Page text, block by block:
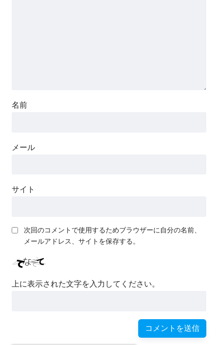
名前
メール
サイト
次回のコメントで使用するためブラウザーに自分の名前、
メールアドレス、サイトを保存する。
上に表示された文字を入力してください。